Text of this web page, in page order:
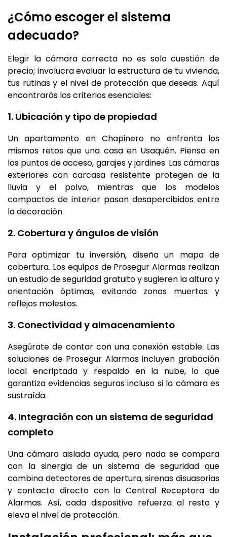
¿Cómo escoger el sistema
adecuado?
Elegir la cámara correcta no es solo cuestión de
precio; involucra evaluar la estructura de tu vivienda,
tus rutinas y el nivel de protección que deseas. Aquí
encontrarás los criterios esenciales:
1. Ubicación y tipo de propiedad
Un apartamento en Chapinero no enfrenta los
mismos retos que una casa en Usaquén. Piensa en
los puntos de acceso, garajes y jardines. Las cámaras
exteriores con carcasa resistente protegen de la
lluvia y el polvo, mientras que los modelos
compactos de interior pasan desapercibidos entre
la decoración.
2. Cobertura y ángulos de visión
Para optimizar tu inversión, diseña un mapa de
cobertura. Los equipos de Prosegur Alarmas realizan
un estudio de seguridad gratuito y sugieren la altura y
orientación óptimas, evitando zonas muertas y
reflejos molestos.
3. Conectividad y almacenamiento
Asegúrate de contar con una conexión estable. Las
soluciones de Prosegur Alarmas incluyen grabación
local encriptada y respaldo en la nube, lo que
garantiza evidencias seguras incluso si la cámara es
sustraída.
4. Integración con un sistema de seguridad
completo
Una cámara aislada ayuda, pero nada se compara
con la sinergia de un sistema de seguridad que
combina detectores de apertura, sirenas disuasorias
y contacto directo con la Central Receptora de
Alarmas. Así, cada dispositivo refuerza al resto y
eleva el nivel de protección.